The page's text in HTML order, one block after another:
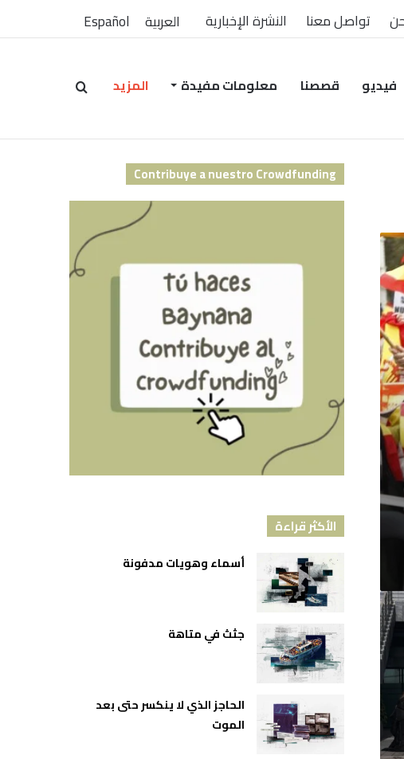
تواصل معنا النشرة الإخبارية العربية Español
فيديو قصصنا معلومات مفيدة المزيد بحث
Contribuye a nuestro Crowdfunding
الأكثر قراءة
أسماء وهويات مدفونة
جثث في متاهة
الحاجز الذي لا ينكسر حتى بعد
الموت